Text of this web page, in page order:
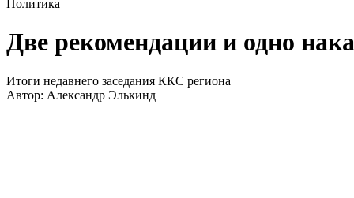
Политика
Две рекомендации и одно
Итоги недавнего заседания ККС региона
Автор: Александр Элькинд